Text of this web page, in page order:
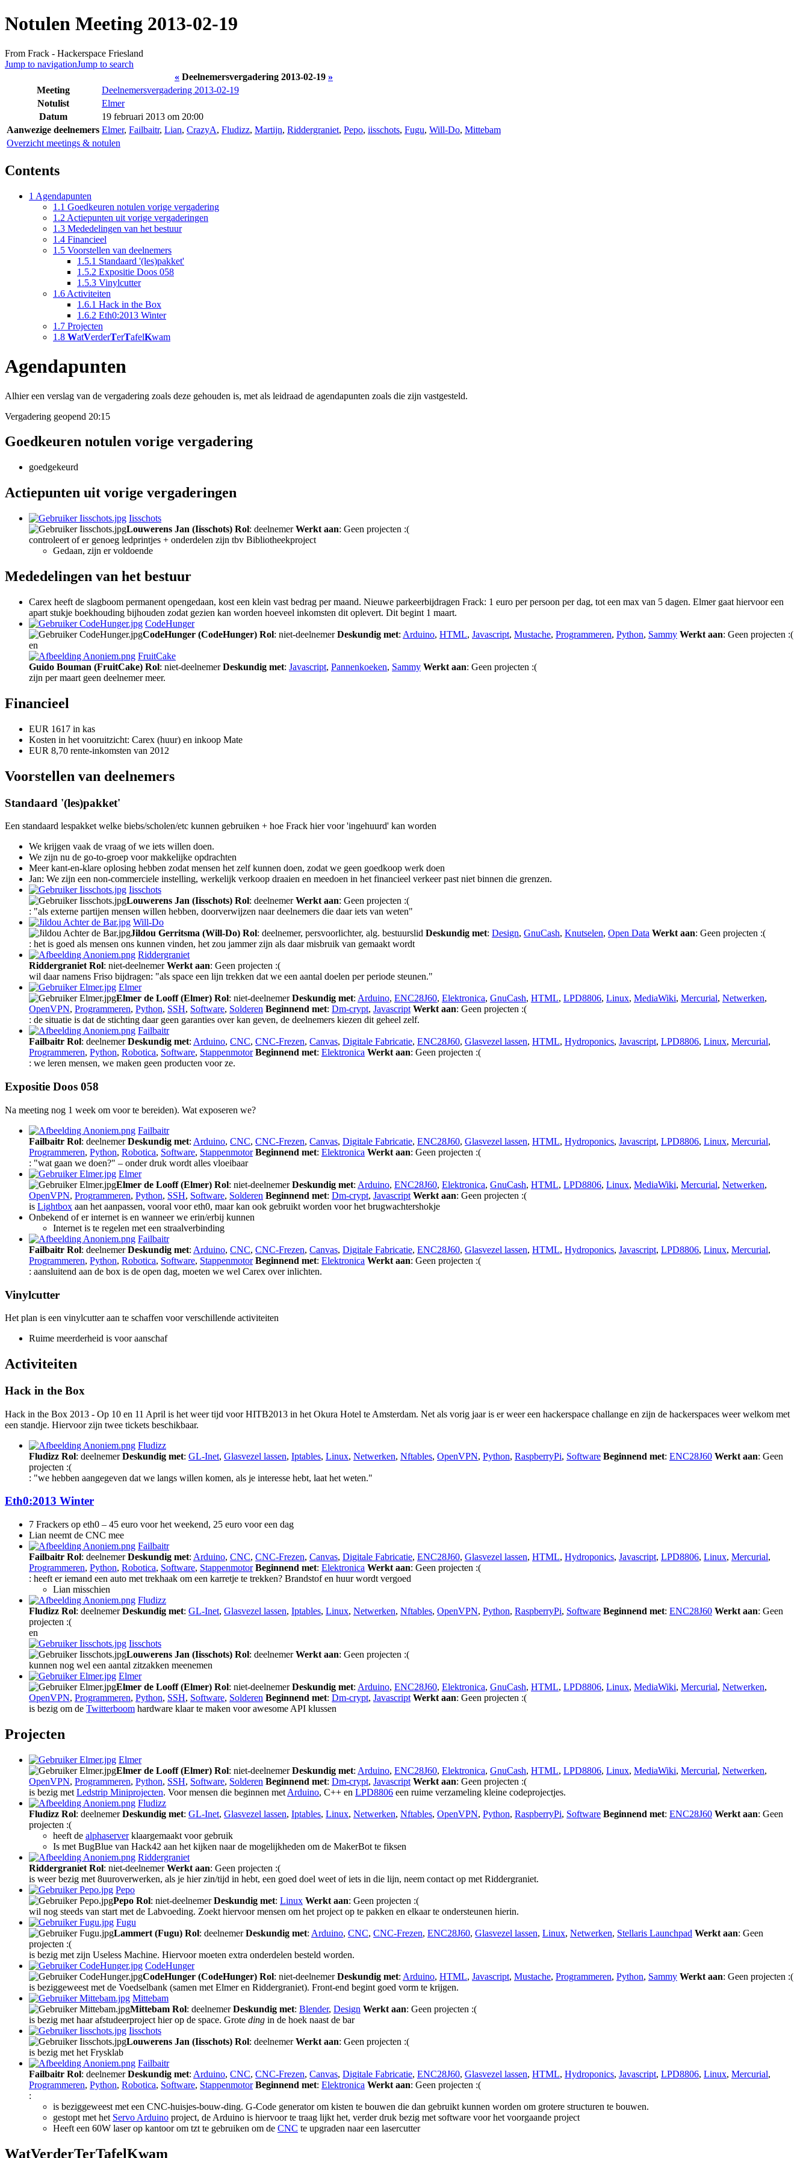
Notulen Meeting 2013-02-19
From Frack - Hackerspace Friesland
Jump to navigationJump to search
« Deelnemersvergadering 2013-02-19 »
Meeting
Deelnemersvergadering 2013-02-19
Notulist
Elmer
Datum
19 februari 2013 om 20:00
Aanwezige deelnemers Elmer, Failbaitr, Lian, CrazyA, Fludizz, Martijn, Riddergraniet, Pepo, iisschots, Fugu, Will-Do, Mittebam
Overzicht meetings & notulen
Contents
1 Agendapunten
1.1 Goedkeuren notulen vorige vergadering
1.2 Actiepunten uit vorige vergaderingen
1.3 Mededelingen van het bestuur
1.4 Financieel
1.5 Voorstellen van deelnemers
1.5.1 Standaard '(les)pakket'
1.5.2 Expositie Doos 058
1.5.3 Vinylcutter
1.6 Activiteiten
1.6.1 Hack in the Box
1.6.2 Eth0:2013 Winter
1.7 Projecten
1.8 WatVerderTerTafelKwam
Agendapunten
Alhier een verslag van de vergadering zoals deze gehouden is, met als leidraad de agendapunten zoals die zijn vastgesteld.
Vergadering geopend 20:15
Goedkeuren notulen vorige vergadering
goedgekeurd
Actiepunten uit vorige vergaderingen
Iisschots
Louwerens Jan (Iisschots) Rol: deelnemerWerkt aan: Geen projecten :(
controleert of er genoeg ledprintjes + onderdelen zijn tbv Bibliotheekproject
Gedaan, zijn er voldoende
Mededelingen van het bestuur
Carex heeft de slagboom permanent opengedaan, kost een klein vast bedrag per maand. Nieuwe parkeerbijdragen Frack: 1 euro per persoon per dag, tot een max van 5 dagen. Elmer gaat hiervoor een
apart stukje boekhouding bijhouden zodat gezien kan worden hoeveel inkomsten dit oplevert. Dit begint 1 maart.
CodeHunger
CodeHunger (CodeHunger) Rol: niet-deelnemerDeskundig met: Arduino, HTML, Javascript, Mustache, Programmeren, Python, Sammy Werkt aan: Geen projecten :(
en
FruitCake
Guido Bouman (FruitCake) Rol: niet-deelnemerDeskundig met: Javascript, Pannenkoeken, Sammy Werkt aan: Geen projecten :(
zijn per maart geen deelnemer meer.
Financieel
EUR 1617 in kas
Kosten in het vooruitzicht: Carex (huur) en inkoop Mate
EUR 8,70 rente-inkomsten van 2012
Voorstellen van deelnemers
Standaard '(les)pakket'
Een standaard lespakket welke biebs/scholen/etc kunnen gebruiken + hoe Frack hier voor 'ingehuurd' kan worden
We krijgen vaak de vraag of we iets willen doen.
We zijn nu de go-to-groep voor makkelijke opdrachten
Meer kant-en-klare oplosing hebben zodat mensen het zelf kunnen doen, zodat we geen goedkoop werk doen
Jan: We zijn een non-commerciele instelling, werkelijk verkoop draaien en meedoen in het financieel verkeer past niet binnen die grenzen.
Iisschots
Louwerens Jan (Iisschots) Rol: deelnemerWerkt aan: Geen projecten :(
: "als externe partijen mensen willen hebben, doorverwijzen naar deelnemers die daar iets van weten"
Will-Do
Jildou Gerritsma (Will-Do) Rol: deelnemer, persvoorlichter, alg. bestuurslid Deskundig met: Design, GnuCash, Knutselen, Open Data Werkt aan: Geen projecten :(
: het is goed als mensen ons kunnen vinden, het zou jammer zijn als daar misbruik van gemaakt wordt
Riddergraniet
Riddergraniet Rol: niet-deelnemerWerkt aan: Geen projecten :(
wil daar namens Friso bijdragen: "als space een lijn trekken dat we een aantal doelen per periode steunen."
Elmer
Elmer de Looff (Elmer) Rol: niet-deelnemerDeskundig met: Arduino, ENC28J60, Elektronica, GnuCash, HTML, LPD8806, Linux, MediaWiki, Mercurial, Netwerken,
OpenVPN, Programmeren, Python, SSH, Software, Solderen Beginnend met: Dm-crypt, Javascript Werkt aan: Geen projecten :(
: de situatie is dat de stichting daar geen garanties over kan geven, de deelnemers kiezen dit geheel zelf.
Failbaitr
Failbaitr Rol: deelnemerDeskundig met: Arduino, CNC, CNC-Frezen, Canvas, Digitale Fabricatie, ENC28J60, Glasvezel lassen, HTML, Hydroponics, Javascript, LPD8806, Linux, Mercurial,
Programmeren, Python, Robotica, Software, Stappenmotor Beginnend met: Elektronica Werkt aan: Geen projecten :(
: we leren mensen, we maken geen producten voor ze.
Expositie Doos 058
Na meeting nog 1 week om voor te bereiden). Wat exposeren we?
Failbaitr
Failbaitr Rol: deelnemerDeskundig met: Arduino, CNC, CNC-Frezen, Canvas, Digitale Fabricatie, ENC28J60, Glasvezel lassen, HTML, Hydroponics, Javascript, LPD8806, Linux, Mercurial,
Programmeren, Python, Robotica, Software, Stappenmotor Beginnend met: Elektronica Werkt aan: Geen projecten :(
: "wat gaan we doen?" – onder druk wordt alles vloeibaar
Elmer
Elmer de Looff (Elmer) Rol: niet-deelnemerDeskundig met: Arduino, ENC28J60, Elektronica, GnuCash, HTML, LPD8806, Linux, MediaWiki, Mercurial, Netwerken,
OpenVPN, Programmeren, Python, SSH, Software, Solderen Beginnend met: Dm-crypt, Javascript Werkt aan: Geen projecten :(
is Lightbox aan het aanpassen, vooral voor eth0, maar kan ook gebruikt worden voor het brugwachtershokje
Onbekend of er internet is en wanneer we erin/erbij kunnen
Internet is te regelen met een straalverbinding
Failbaitr
Failbaitr Rol: deelnemerDeskundig met: Arduino, CNC, CNC-Frezen, Canvas, Digitale Fabricatie, ENC28J60, Glasvezel lassen, HTML, Hydroponics, Javascript, LPD8806, Linux, Mercurial,
Programmeren, Python, Robotica, Software, Stappenmotor Beginnend met: Elektronica Werkt aan: Geen projecten :(
: aansluitend aan de box is de open dag, moeten we wel Carex over inlichten.
Vinylcutter
Het plan is een vinylcutter aan te schaffen voor verschillende activiteiten
Ruime meerderheid is voor aanschaf
Activiteiten
Hack in the Box
Hack in the Box 2013 - Op 10 en 11 April is het weer tijd voor HITB2013 in het Okura Hotel te Amsterdam. Net als vorig jaar is er weer een hackerspace challange en zijn de hackerspaces weer welkom met
een standje. Hiervoor zijn twee tickets beschikbaar.
Fludizz
Fludizz Rol: deelnemerDeskundig met: GL-Inet, Glasvezel lassen, Iptables, Linux, Netwerken, Nftables, OpenVPN, Python, RaspberryPi, Software Beginnend met: ENC28J60 Werkt aan: Geen
projecten :(
: "we hebben aangegeven dat we langs willen komen, als je interesse hebt, laat het weten."
Eth0:2013 Winter
7 Frackers op eth0 – 45 euro voor het weekend, 25 euro voor een dag
Lian neemt de CNC mee
Failbaitr
Failbaitr Rol: deelnemerDeskundig met: Arduino, CNC, CNC-Frezen, Canvas, Digitale Fabricatie, ENC28J60, Glasvezel lassen, HTML, Hydroponics, Javascript, LPD8806, Linux, Mercurial,
Programmeren, Python, Robotica, Software, Stappenmotor Beginnend met: Elektronica Werkt aan: Geen projecten :(
: heeft er iemand een auto met trekhaak om een karretje te trekken? Brandstof en huur wordt vergoed
Lian misschien
Fludizz
Fludizz Rol: deelnemerDeskundig met: GL-Inet, Glasvezel lassen, Iptables, Linux, Netwerken, Nftables, OpenVPN, Python, RaspberryPi, Software Beginnend met: ENC28J60 Werkt aan: Geen
projecten :(
en
Iisschots
Louwerens Jan (Iisschots) Rol: deelnemerWerkt aan: Geen projecten :(
kunnen nog wel een aantal zitzakken meenemen
Elmer
Elmer de Looff (Elmer) Rol: niet-deelnemerDeskundig met: Arduino, ENC28J60, Elektronica, GnuCash, HTML, LPD8806, Linux, MediaWiki, Mercurial, Netwerken,
OpenVPN, Programmeren, Python, SSH, Software, Solderen Beginnend met: Dm-crypt, Javascript Werkt aan: Geen projecten :(
is bezig om de Twitterboom hardware klaar te maken voor awesome API klussen
Projecten
Elmer
Elmer de Looff (Elmer) Rol: niet-deelnemerDeskundig met: Arduino, ENC28J60, Elektronica, GnuCash, HTML, LPD8806, Linux, MediaWiki, Mercurial, Netwerken,
OpenVPN, Programmeren, Python, SSH, Software, Solderen Beginnend met: Dm-crypt, Javascript Werkt aan: Geen projecten :(
is bezig met Ledstrip Miniprojecten. Voor mensen die beginnen met Arduino, C++ en LPD8806 een ruime verzameling kleine codeprojectjes.
Fludizz
Fludizz Rol: deelnemerDeskundig met: GL-Inet, Glasvezel lassen, Iptables, Linux, Netwerken, Nftables, OpenVPN, Python, RaspberryPi, Software Beginnend met: ENC28J60 Werkt aan: Geen
projecten :(
heeft de alphaserverklaargemaakt voor gebruik
Is met BugBlue van Hack42 aan het kijken naar de mogelijkheden om de MakerBot te fiksen
Riddergraniet
Riddergraniet Rol: niet-deelnemerWerkt aan: Geen projecten :(
is weer bezig met 8uuroverwerken, als je hier zin/tijd in hebt, een goed doel weet of iets in die lijn, neem contact op met Riddergraniet.
Pepo
Pepo Rol: niet-deelnemerDeskundig met: Linux Werkt aan: Geen projecten :(
wil nog steeds van start met de Labvoeding. Zoekt hiervoor mensen om het project op te pakken en elkaar te ondersteunen hierin.
Fugu
Lammert (Fugu) Rol: deelnemerDeskundig met: Arduino, CNC, CNC-Frezen, ENC28J60, Glasvezel lassen, Linux, Netwerken, Stellaris Launchpad Werkt aan: Geen
projecten :(
is bezig met zijn Useless Machine. Hiervoor moeten extra onderdelen besteld worden.
CodeHunger
CodeHunger (CodeHunger) Rol: niet-deelnemerDeskundig met: Arduino, HTML, Javascript, Mustache, Programmeren, Python, Sammy Werkt aan: Geen projecten :(
is beziggeweest met de Voedselbank (samen met Elmer en Riddergraniet). Front-end begint goed vorm te krijgen.
Mittebam
Mittebam Rol: deelnemerDeskundig met: Blender, Design Werkt aan: Geen projecten :(
is bezig met haar afstudeerproject hier op de space. Grote ding in de hoek naast de bar
Iisschots
Louwerens Jan (Iisschots) Rol: deelnemerWerkt aan: Geen projecten :(
is bezig met het Frysklab
Failbaitr
Failbaitr Rol: deelnemerDeskundig met: Arduino, CNC, CNC-Frezen, Canvas, Digitale Fabricatie, ENC28J60, Glasvezel lassen, HTML, Hydroponics, Javascript, LPD8806, Linux, Mercurial,
Programmeren, Python, Robotica, Software, Stappenmotor Beginnend met: Elektronica Werkt aan: Geen projecten :(
:
is beziggeweest met een CNC-huisjes-bouw-ding. G-Code generator om kisten te bouwen die dan gebruikt kunnen worden om grotere structuren te bouwen.
gestopt met het Servo Arduino project, de Arduino is hiervoor te traag lijkt het, verder druk bezig met software voor het voorgaande project
Heeft een 60W laser op kantoor om tzt te gebruiken om de CNC te upgraden naar een lasercutter
WatVerderTerTafelKwam